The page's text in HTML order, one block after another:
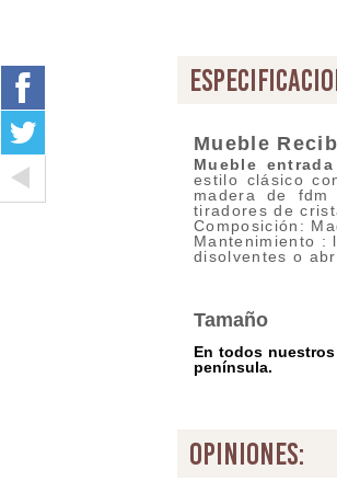
Mueble
Mueble
estilo clásico
madera de fdm
tiradores de
Composición:
Mantenimiento :
disolventes o
Tamaño
En todos
península.
opiniones: